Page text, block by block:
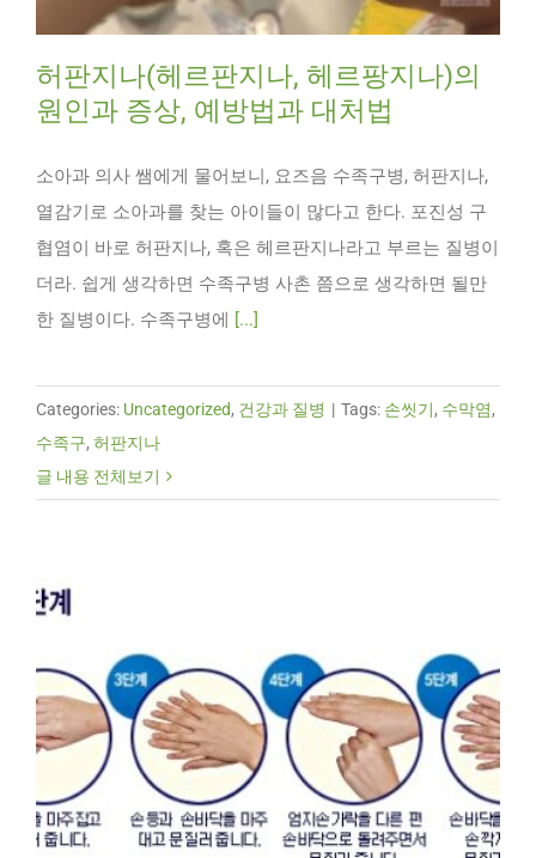
허판지나(헤르판지나, 헤르팡지나)의
원인과 증상, 예방법과 대처법
소아과 의사 쌤에게 물어보니, 요즈음 수족구병, 허판지나,
열감기로 소아과를 찾는 아이들이 많다고 한다. 포진성 구
협염이 바로 허판지나, 혹은 헤르판지나라고 부르는 질병이
더라. 쉽게 생각하면 수족구병 사촌 쯤으로 생각하면 될만
한 질병이다. 수족구병에 [...]
Categories: Uncategorized, 건강과 질병 | Tags: 손씻기, 수막염,
수족구, 허판지나
글 내용 전체보기